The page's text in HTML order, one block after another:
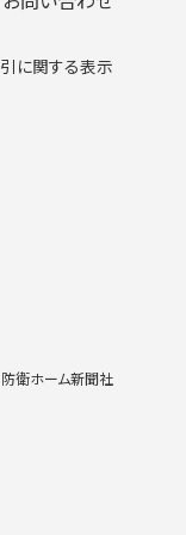
に関する表示
衛ホーム新聞社